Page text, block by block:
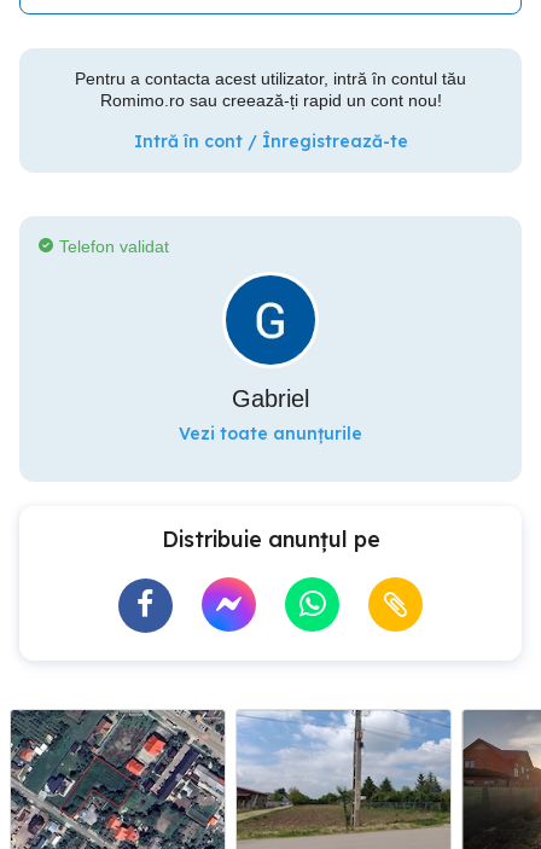
Pentru a contacta acest utilizator, intră în contul tău
Romimo.ro sau creează-ți rapid un cont nou!
Intră în cont / Înregistrează-te
Telefon validat
Gabriel
Vezi toate anunțurile
Distribuie anunțul pe